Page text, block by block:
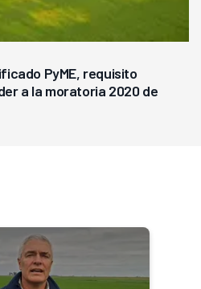
PyME, requisito
a la moratoria 2020 de